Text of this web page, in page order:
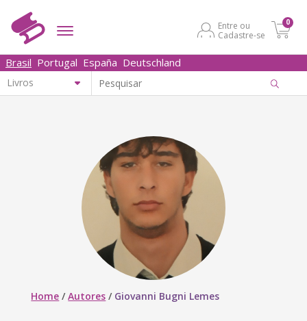
Entre ou
Cadastre-se
0
Brasil Portugal España Deutschland
Home /Autores / Giovanni Bugni Lemes